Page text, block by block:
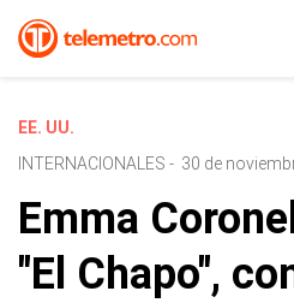
EE. UU.
INTERNACIONALES - 30 de
Emma
"El Chapo",